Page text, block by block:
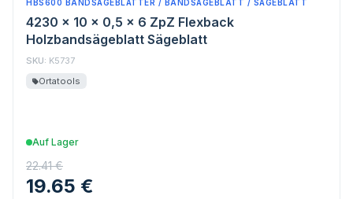
HBS600 BANDSÄGEBLÄTTER / BANDSÄGEBLATT / SÄGEBLATT
4230 x 10 x 0,5 x 6 ZpZ Flexback
Holzbandsägeblatt Sägeblatt
SKU: K5737
Ortatools
Auf Lager
22.41 €
19.65 €